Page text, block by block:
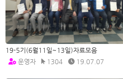
19-5기(6월11일~13일)자료모음
운영자
1304 19.07.07